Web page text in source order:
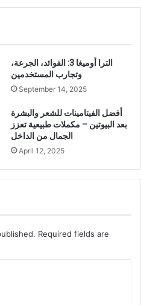
الترا أوميغا 3: الفوائد، الجرعة،
وتجارب المستخدمين
September 14, 2025
أفضل الفيتامينات للشعر والبشرة
بعد البيوتين – مكملات طبيعية تعزز
الجمال من الداخل
April 12, 2025
Required fields are